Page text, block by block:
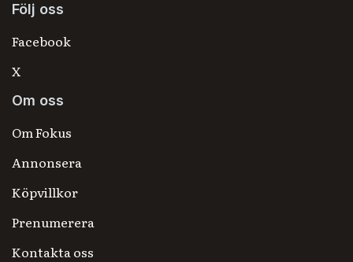
Följ oss
Facebook
X
Om oss
Om Fokus
Annonsera
Köpvillkor
Prenumerera
Kontakta oss